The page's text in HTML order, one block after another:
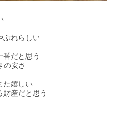
ぶれらしい
番だと思う
の安さ
た嬉しい
財産だと思う